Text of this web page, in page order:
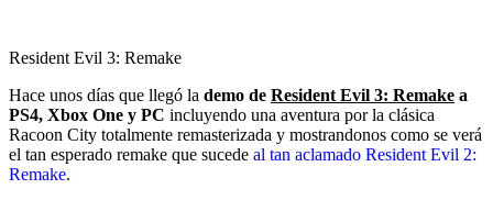
Resident Evil 3: Remake
Hace unos días que llegó la demo de Resident Evil 3: Remake a
PS4, Xbox One y PC incluyendo una aventura por la clásica
Racoon City totalmente remasterizada y mostrandonos como se verá
el tan esperado remake que sucede al tan aclamado Resident Evil 2:
Remake.